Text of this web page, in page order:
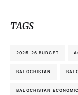
TAGS
2025-26 BUDGET
BALOCHISTAN
BALOCHISTAN